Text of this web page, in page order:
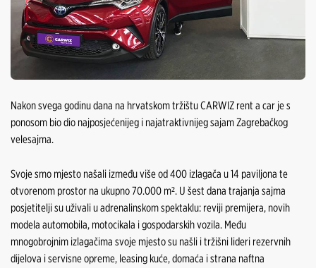
Nakon svega godinu dana na hrvatskom tržištu CARWIZ rent a car je s
ponosom bio dio najposjećenijeg i najatraktivnijeg sajam Zagrebačkog
velesajma.
Svoje smo mjesto našali između više od 400 izlagača u 14 paviljona te
otvorenom prostor na ukupno 70.000 m². U šest dana trajanja sajma
posjetitelji su uživali u adrenalinskom spektaklu: reviji premijera, novih
modela automobila, motocikala i gospodarskih vozila. Među
mnogobrojnim izlagačima svoje mjesto su našli i tržišni lideri rezervnih
dijelova i servisne opreme, leasing kuće, domaća i strana naftna